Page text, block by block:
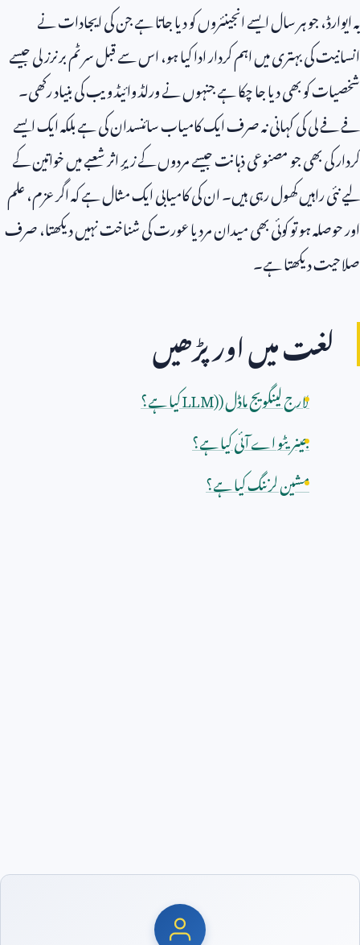
یہ ایوارڈ، جو ہر سال ایسے انجینئروں کو دیا جاتا ہے جن کی ایجادات نے
انسانیت کی بہتری میں اہم کردار ادا کیا ہو، اس سے قبل سر ٹم برنرز لی جیسے
شخصیات کو بھی دیا جا چکا ہے جنہوں نے ورلڈ وائیڈ ویب کی بنیاد رکھی۔
فے فے لی کی کہانی نہ صرف ایک کامیاب سائنسدان کی ہے بلکہ ایک ایسے
کردار کی بھی جو مصنوعی ذہانت جیسے مردوں کے زیرِ اثر شعبے میں خواتین کے
لیے نئی راہیں کھول رہی ہیں۔ ان کی کامیابی ایک مثال ہے کہ اگر عزم، علم
اور حوصلہ ہو تو کوئی بھی میدان مرد یا عورت کی شناخت نہیں دیکھتا، صرف
صلاحیت دیکھتا ہے۔
لغت میں اور پڑھیں
لارج لینگویج ماڈل (LLM)کیا ہے؟
جینریٹو اے آئی کیا ہے؟
مشین لرننگ کیا ہے؟